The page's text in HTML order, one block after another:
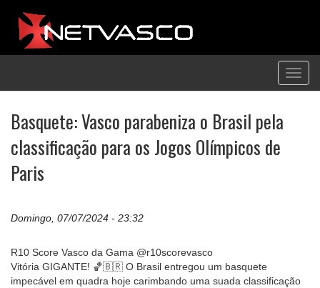
Basquete: Vasco parabeniza o Brasil pela
classificação para os Jogos Olímpicos de
Paris
Domingo, 07/07/2024 - 23:32
R10 Score Vasco da Gama @r10scorevasco
Vitória GIGANTE! 🏀🇧🇷 O Brasil entregou um basquete
impecável em quadra hoje carimbando uma suada classificação